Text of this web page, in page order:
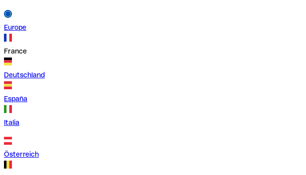
Europe
France
Deutschland
España
Italia
Österreich